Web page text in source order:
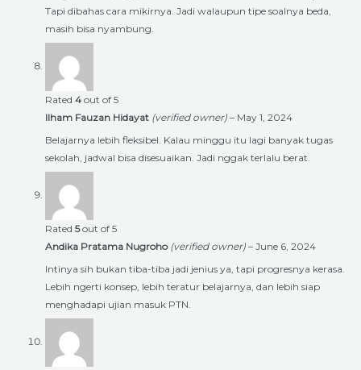
Tapi dibahas cara mikirnya. Jadi walaupun tipe soalnya beda,
masih bisa nyambung.
Rated 4 out of 5
Ilham Fauzan Hidayat (verified owner) – May 1, 2024
Belajarnya lebih fleksibel. Kalau minggu itu lagi banyak tugas
sekolah, jadwal bisa disesuaikan. Jadi nggak terlalu berat.
Rated 5out of 5
Andika Pratama Nugroho (verified owner) – June 6, 2024
Intinya sih bukan tiba-tiba jadi jenius ya, tapi progresnya kerasa.
Lebih ngerti konsep, lebih teratur belajarnya, dan lebih siap
menghadapi ujian masuk PTN.